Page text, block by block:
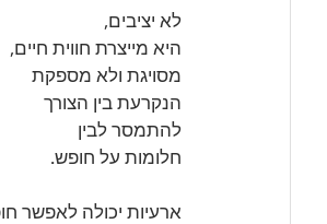
לא יציבים,
היא מייצרת חווית חיים,
מסויגת ולא מספקת
הנקרעת בין הצורך
להתמסר לבין
חלומות על חופש.
ארעיות יכולה לאפשר